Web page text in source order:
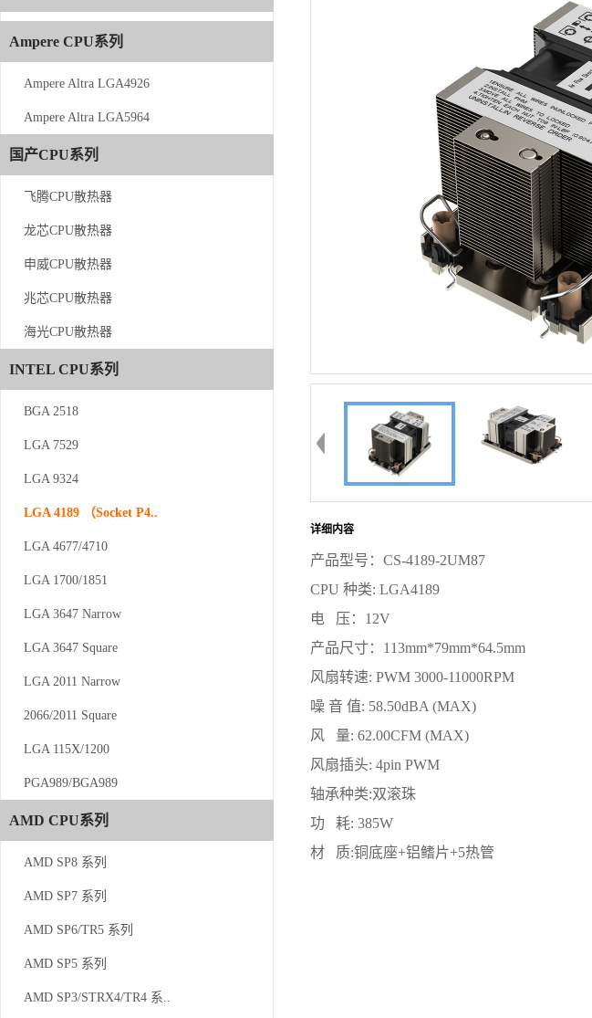
Ampere CPU系列
Ampere Altra LGA4926
Ampere Altra LGA5964
国产CPU系列
飞腾CPU散热器
龙芯CPU散热器
申威CPU散热器
兆芯CPU散热器
海光CPU散热器
INTEL CPU系列
BGA 2518
LGA 7529
LGA 9324
LGA 4189 （Socket P4..
LGA 4677/4710
LGA 1700/1851
LGA 3647 Narrow
LGA 3647 Square
LGA 2011 Narrow
2066/2011 Square
LGA 115X/1200
PGA989/BGA989
AMD CPU系列
AMD SP8 系列
AMD SP7 系列
AMD SP6/TR5 系列
AMD SP5 系列
AMD SP3/STRX4/TR4 系..
Ampere CPU系列
Ampere Altra LGA4926
Ampere Altra LGA5964
国产CPU系列
飞腾CPU散热器
龙芯CPU散热器
申威CPU散热器
兆芯CPU散热器
海光CPU散热器
INTEL CPU系列
BGA 2518
LGA 7529
LGA 9324
LGA 4189 （Socket P4..
LGA 4677/4710
LGA 1700/1851
LGA 3647 Narrow
LGA 3647 Square
LGA 2011 Narrow
2066/2011 Square
LGA 115X/1200
PGA989/BGA989
AMD CPU系列
AMD SP8 系列
AMD SP7 系列
AMD SP6/TR5 系列
AMD SP5 系列
AMD SP3/STRX4/TR4 系..
详细内容
产品型号：CS-4189-2UM87
CPU 种类: LGA4189
电 压：12V
产品尺寸：113mm*79mm*64.5mm
风扇转速: PWM 3000-11000RPM
噪 音 值: 58.50dBA (MAX)
风 量: 62.00CFM (MAX)
风扇插头: 4pin PWM
轴承种类:双滚珠
功 耗: 385W
材 质:铜底座+铝鳍片+5热管